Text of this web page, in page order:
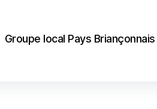
Groupe local Pays Briançonnais